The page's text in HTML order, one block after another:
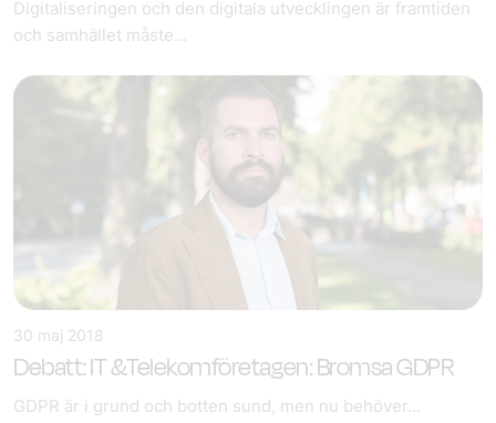
Digitaliseringen och den digitala utvecklingen är framtiden
och samhället måste...
30 maj 2018
Debatt: IT &Telekomföretagen: Bromsa GDPR
GDPR är i grund och botten sund, men nu behöver...